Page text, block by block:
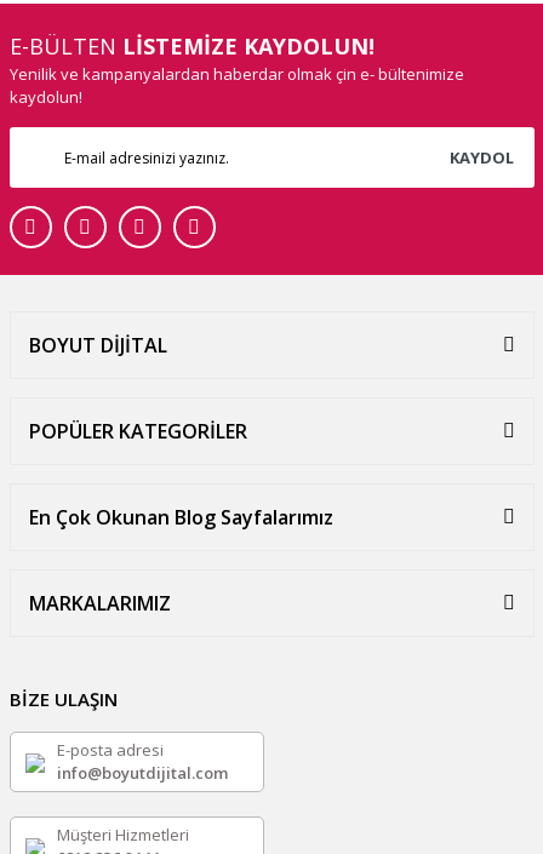
E-BÜLTEN LİSTEMİZE KAYDOLUN!
Yenilik ve kampanyalardan haberdar olmak çin e- bültenimize
kaydolun!
KAYDOL
BOYUT DİJİTAL
POPÜLER KATEGORİLER
En Çok Okunan Blog Sayfalarımız
MARKALARIMIZ
BİZE ULAŞIN
E-posta adresi
info@boyutdijital.com
Müşteri Hizmetleri